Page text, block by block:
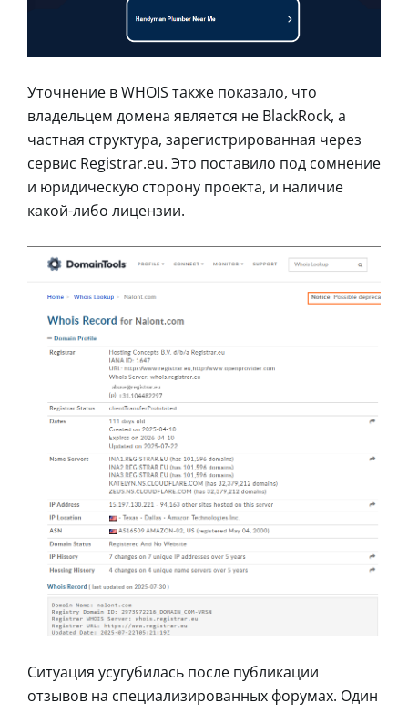
Уточнение в WHOIS также показало, что
владельцем домена является не BlackRock, а
частная структура, зарегистрированная через
сервис Registrar.eu. Это поставило под сомнение
и юридическую сторону проекта, и наличие
какой-либо лицензии.
Ситуация усугубилась после публикации
отзывов на специализированных форумах. Один